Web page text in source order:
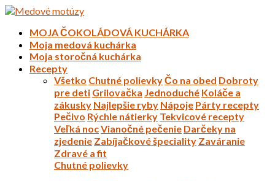
MOJA ČOKOLÁDOVÁ KUCHÁRKA
Moja medová kuchárka
Moja storočná kuchárka
Recepty
Všetko Chutné polievkyČo na obed Dobroty
pre deti Grilovačka Jednoduché Koláče a
zákusky Najlepšie ryby Nápoje Párty recepty
Pečivo Rýchle nátierky Tekvicové recepty
Veľká nocVianočné pečenie Darčeky na
zjedenie Zabíjačkové špeciality Zaváranie
Zdravé a fit
Chutné polievky